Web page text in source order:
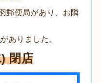
郵便局があり、お隣
がありました。
閉店